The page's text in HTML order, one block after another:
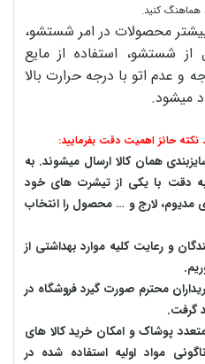
هماهنگ کنید.
محصولات در امر شستشو،
شستشو، استفاده از مایع
آب گرم کمتر از ۳۰ درجه و عدم اتو با درجه حرارت بالا
میشود.
حائز اهمیت دقت بفرمایید:
همان کالا ارسال میشوند. به
به دقت با یکی از تیشرت های خود
مدیوم، لارج و … محصول را انتخاب
و رعایت کلیه موارد بهداشتی از
محترم صورت گیرد فروشگاه در
گرفت.
پوشاک و امکان خرید کالا های
مواد اولیه استفاده شده در